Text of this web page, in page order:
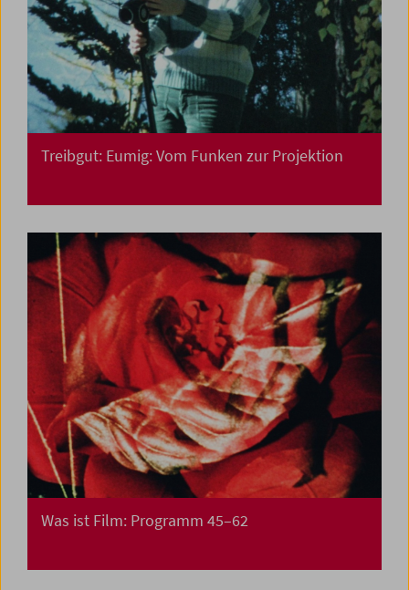
Treibgut: Eumig: Vom Funken zur Projektion
Was ist Film: Programm 45–62